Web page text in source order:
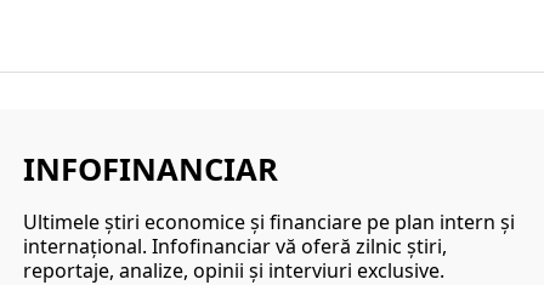
INFOFINANCIAR
Ultimele ştiri economice şi financiare pe plan intern şi
internaţional. Infofinanciar vă oferă zilnic ştiri,
reportaje, analize, opinii şi interviuri exclusive.